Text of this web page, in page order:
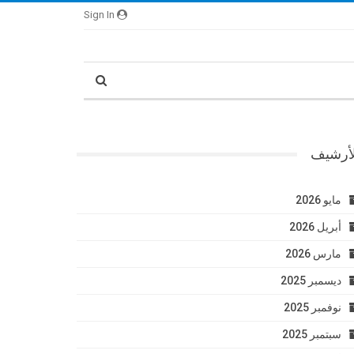
مايو 2026
أبريل 2026
مارس 2026
ديسمبر 2025
نوفمبر 2025
سبتمبر 2025